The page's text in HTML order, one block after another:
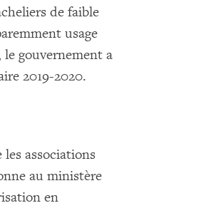
de faible
usage
le gouvernement a
2019-2020.
associations
au ministère
en